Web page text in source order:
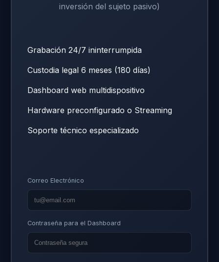
inversión del sujeto pasivo)
Grabación 24/7 ininterrumpida
Custodia legal 6 meses (180 días)
Dashboard web multidispositivo
Hardware preconfigurado o Streaming
Soporte técnico especializado
Correo Electrónico
Contraseña para el Dashboard